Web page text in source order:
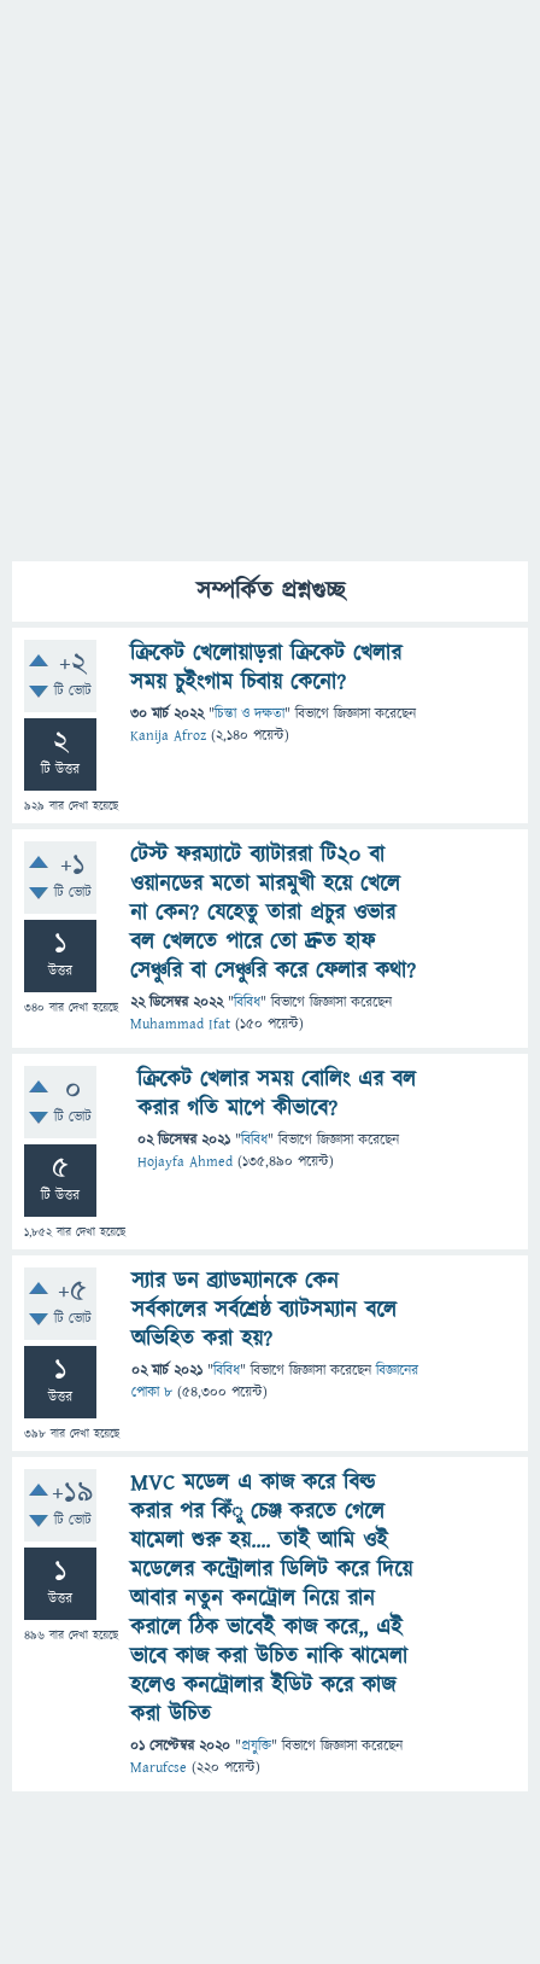
সম্পর্কিত প্রশ্নগুচ্ছ
+2
টি ভোট
2
টি উত্তর
929 বার দেখা হয়েছে
ক্রিকেট খেলোয়াড়রা ক্রিকেট খেলার
সময় চুইংগাম চিবায় কেনো?
30 মার্চ 2022 "চিন্তা ও দক্ষতা" বিভাগে জিজ্ঞাসাকরেছেন
Kanija Afroz (2,140 পয়েন্ট)
+1
টি ভোট
1
উত্তর
340 বার দেখা হয়েছে
টেস্ট ফরম্যাটে ব্যাটাররা টি২০ বা
ওয়ানডের মতো মারমুখী হয়ে খেলে
না কেন? যেহেতু তারা প্রচুর ওভার
বল খেলতে পারে তো দ্রুত হাফ
সেঞ্চুরি বা সেঞ্চুরি করে ফেলার কথা?
22 ডিসেম্বর 2022 "বিবিধ" বিভাগে জিজ্ঞাসাকরেছেন
Muhammad Ifat (150 পয়েন্ট)
0
টি ভোট
5
টি উত্তর
1,852বার দেখা হয়েছে
ক্রিকেট খেলার সময় বোলিং এর বল
করার গতি মাপে কীভাবে?
02 ডিসেম্বর 2021 "বিবিধ" বিভাগে জিজ্ঞাসাকরেছেন
Hojayfa Ahmed (135,490 পয়েন্ট)
+5
টি ভোট
1
উত্তর
398 বার দেখা হয়েছে
স্যার ডন ব্র্যাডম্যানকে কেন
সর্বকালের সর্বশ্রেষ্ঠ ব্যাটসম্যান বলে
অভিহিত করা হয়?
02 মার্চ 2021 "বিবিধ" বিভাগে জিজ্ঞাসাকরেছেনবিজ্ঞানের
পোকা ৮ (54,300 পয়েন্ট)
+19
টি ভোট
1
উত্তর
496 বার দেখা হয়েছে
MVC মডেল এ কাজ করে বিল্ড
করার পর কিঁু চেঞ্জ করতে গেলে
যামেলা শুরু হয়.... তাই আমি ওই
মডেলের কন্ট্রোলার ডিলিট করে দিয়ে
আবার নতুন কনট্রোল নিয়ে রান
করালে ঠিক ভাবেই কাজ করে,, এই
ভাবে কাজ করা উচিত নাকি ঝামেলা
হলেও কনট্রোলার ইডিট করে কাজ
করা উচিত
01 সেপ্টেম্বর 2020 "প্রযুক্তি" বিভাগে জিজ্ঞাসাকরেছেন
Marufcse (220 পয়েন্ট)